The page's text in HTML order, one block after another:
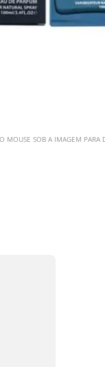
MOUSE SOB A IMAGEM PARA